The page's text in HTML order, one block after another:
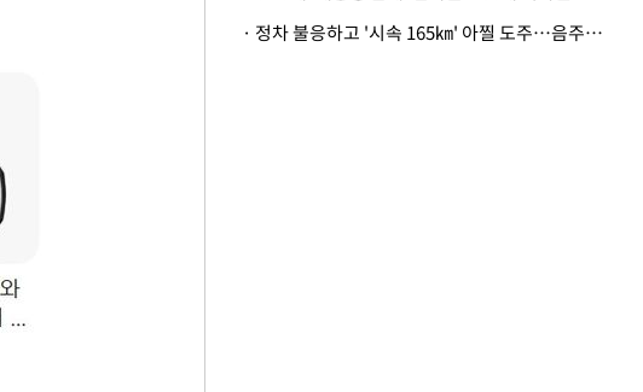
· 정차 불응하고 '시속 165㎞' 아찔 도주…음주운전자 체포